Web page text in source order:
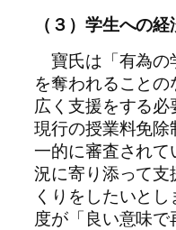
（３）学生への
寶氏は「有為の
を奪われること
広く支援をする必
現行の授業料免
一的に審査され
況に寄り添って
くりをしたいと
度が「良い意味